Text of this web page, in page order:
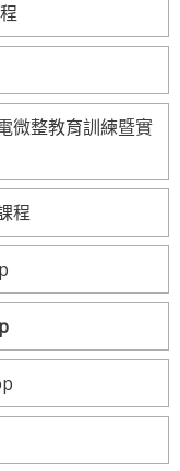
微整教育訓練暨實
程